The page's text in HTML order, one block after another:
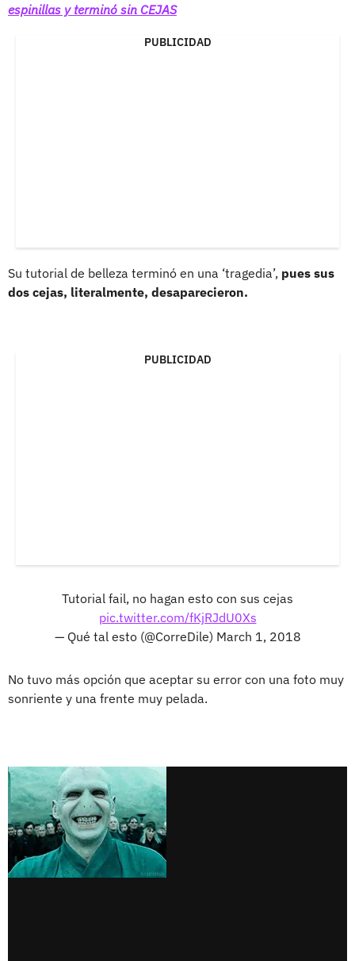
espinillas y terminó sin CEJAS
PUBLICIDAD
Su tutorial de belleza terminó en una ‘tragedia’, pues sus
dos cejas, literalmente, desaparecieron.
PUBLICIDAD
Tutorial fail, no hagan esto con sus cejas
pic.twitter.com/fKjRJdU0Xs
— Qué tal esto (@CorreDile) March 1, 2018
No tuvo más opción que aceptar su error con una foto muy
sonriente y una frente muy pelada.